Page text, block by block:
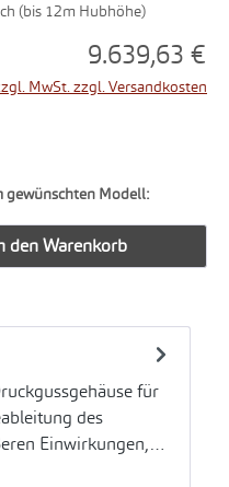
(bis 12m Hubhöhe)
9.639,63 €
MwSt. zzgl. Versandkosten
gewünschten Modell:
gewünschten
den Warenkorb
für
des
Einwirkungen,…